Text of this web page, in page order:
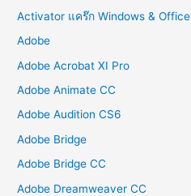
Activator แคร๊ก Windows & Office
Adobe
Adobe Acrobat XI Pro
Adobe Animate CC
Adobe Audition CS6
Adobe Bridge
Adobe Bridge CC
Adobe Dreamweaver CC